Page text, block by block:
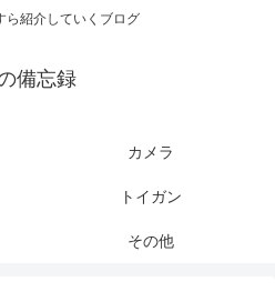
ら紹介していくブログ
備忘録
カメラ
トイガン
その他